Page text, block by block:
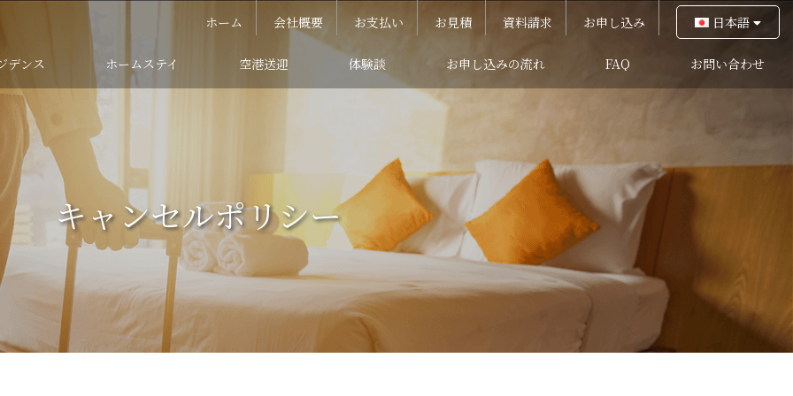
ホーム 会社概要 お支払い お見積 資料請求 お申し込み 日本語
デンス ホームステイ 空港送迎 体験談 お申し込みの流れ FAQ お問い合わせ
キャンセルポリシー